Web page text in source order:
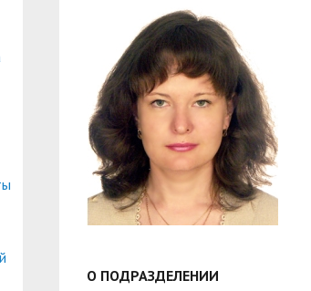
и связям с общественностью
хозяйственной работе
студентов
граждан по русскому языку
служением»
О ПОДРАЗДЕЛЕНИИ